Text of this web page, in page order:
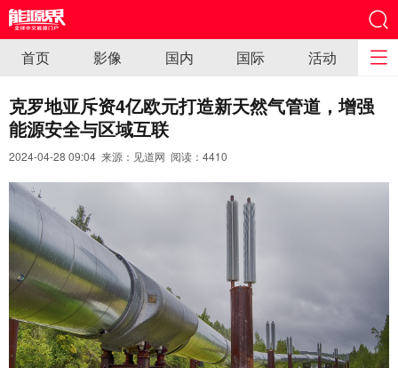
首页 影像 国内 国际 活动
克罗地亚斥资4亿欧元打造新天然气管道，增强
能源安全与区域互联
2024-04-28 09:04 来源：见道网 阅读： 4410